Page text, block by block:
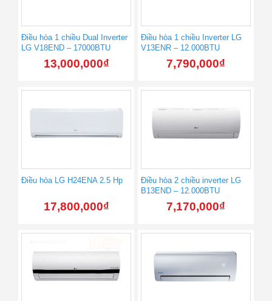
Điều hòa 1 chiều Dual Inverter
LG V18END – 17000BTU
13,000,000₫
Điều hòa 1 chiều Inverter LG
V13ENR – 12.000BTU
7,790,000₫
Điều hòa LG H24ENA 2.5 Hp
17,800,000₫
Điều hòa 2 chiều inverter LG
B13END – 12.000BTU
7,170,000₫